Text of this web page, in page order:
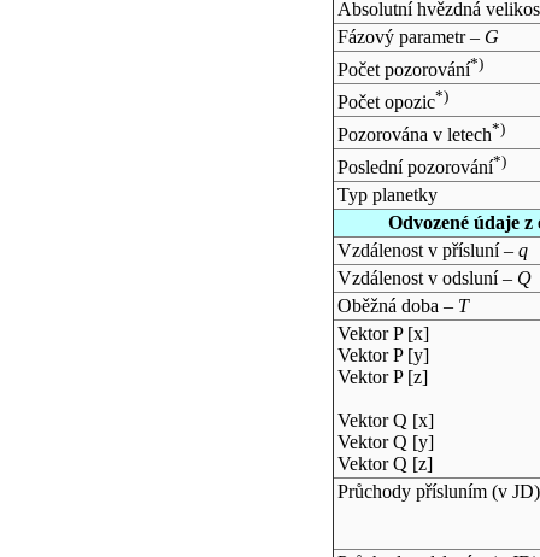
Absolutní hvězdná
Fázový parametr – G
Počet pozorování*)
Počet opozic*)
Pozorována v letech*)
Poslední pozorování*)
Typ planetky
Odvozené údaje
Vzdálenost v přísluní – q
Vzdálenost v odsluní – Q
Oběžná doba – T
Vektor P [x]
Vektor P [y]
Vektor P [z]
Vektor Q [x]
Vektor Q [y]
Vektor Q [z]
Průchody přísluním (v JD)